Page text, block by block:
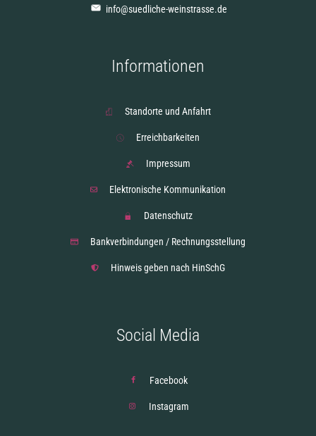
info@suedliche-weinstrasse.de
Informationen
Standorte und Anfahrt
Erreichbarkeiten
Impressum
Elektronische Kommunikation
Datenschutz
Bankverbindungen / Rechnungsstellung
Hinweis geben nach HinSchG
Social Media
Facebook
Instagram